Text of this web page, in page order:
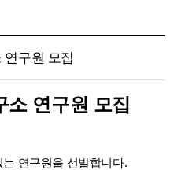
연구원 모집
소 연구원 모집
연구원을 선발합니다.